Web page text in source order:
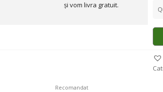
și vom livra gratuit.
Recomandat